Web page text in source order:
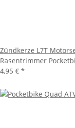
Zündkerze L7T
Rasentrimmer
4,95 € *